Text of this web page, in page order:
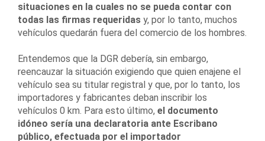
situaciones en la cuales no se pueda contar con
todas las firmas requeridas y, por lo tanto, muchos
vehículos quedarán fuera del comercio de los hombres.
Entendemos que la DGR debería, sin embargo,
reencauzar la situación exigiendo que quien enajene el
vehículo sea su titular registral y que, por lo tanto, los
importadores y fabricantes deban inscribir los
vehículos 0 km. Para esto último, el documento
idóneo sería una declaratoria ante Escribano
público, efectuada por el importador